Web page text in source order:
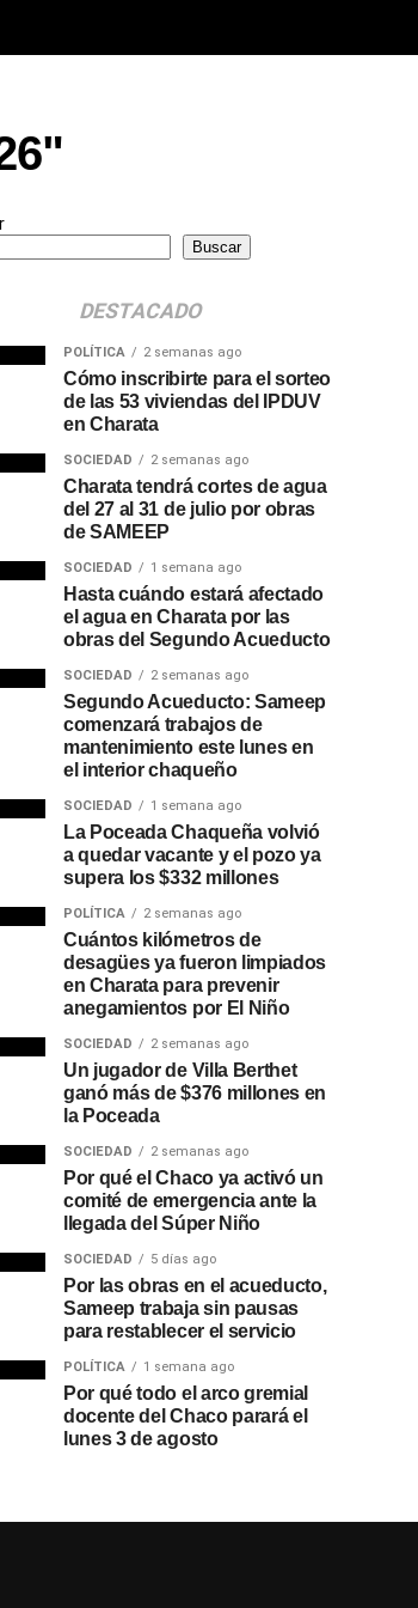
Buscar
DESTACADO
POLÍTICA 2 semanas ago
Cómo inscribirte para el sorteo
de las 53 viviendas del IPDUV
en Charata
SOCIEDAD 2 semanas ago
Charata tendrá cortes de agua
del 27 al 31 de julio por obras
de SAMEEP
SOCIEDAD 1 semana ago
Hasta cuándo estará afectado
el agua en Charata por las
obras del Segundo Acueducto
SOCIEDAD 2 semanas ago
Segundo Acueducto: Sameep
comenzará trabajos de
mantenimiento este lunes en
el interior chaqueño
SOCIEDAD 1 semana ago
La Poceada Chaqueña volvió
a quedar vacante y el pozo ya
supera los $332 millones
POLÍTICA 2 semanas ago
Cuántos kilómetros de
desagües ya fueron limpiados
en Charata para prevenir
anegamientos por El Niño
SOCIEDAD 2 semanas ago
Un jugador de Villa Berthet
ganó más de $376 millones en
la Poceada
SOCIEDAD 2 semanas ago
Por qué el Chaco ya activó un
comité de emergencia ante la
llegada del Súper Niño
SOCIEDAD 5 días ago
Por las obras en el acueducto,
Sameep trabaja sin pausas
para restablecer el servicio
POLÍTICA 1 semana ago
Por qué todo el arco gremial
docente del Chaco parará el
lunes 3 de agosto